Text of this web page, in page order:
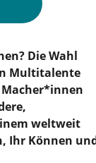
Die Wahl
Multitalente
weltweit
Ihr Können